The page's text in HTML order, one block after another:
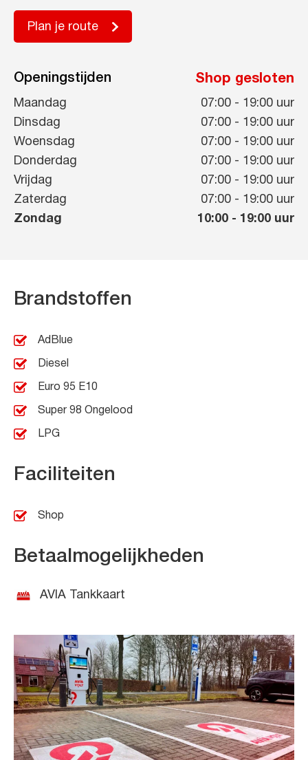
Plan je route
Openingstijden Shop gesloten
Maandag 07:00 - 19:00 uur
Dinsdag
07:00 - 19:00 uur
Woensdag
07:00 - 19:00 uur
Donderdag
07:00 - 19:00 uur
Vrijdag
07:00 - 19:00 uur
Zaterdag
07:00 - 19:00 uur
Zondag
10:00 - 19:00 uur
Brandstoffen
AdBlue
Diesel
Euro 95 E10
Super 98 Ongelood
LPG
Faciliteiten
Shop
Betaalmogelijkheden
AVIA Tankkaart